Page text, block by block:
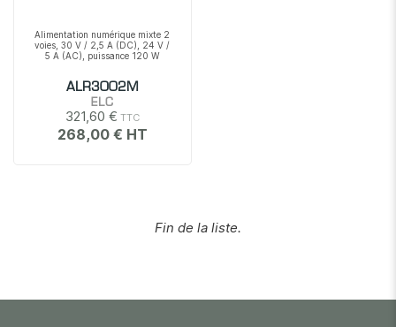
Alimentation numérique mixte 2
voies, 30 V / 2,5 A (DC), 24 V /
5 A (AC), puissance 120 W
ALR3002M
ELC
321,60 €
268,00 €
Fin de la liste.